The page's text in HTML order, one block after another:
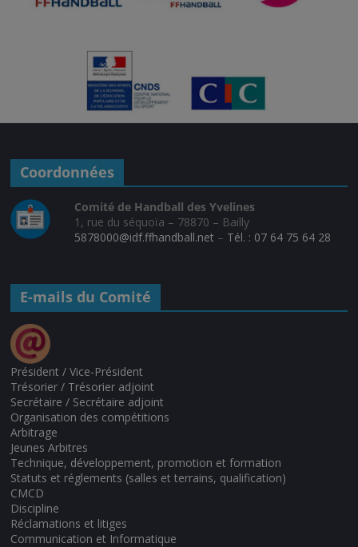
Coordonnées
Comité de Handball des Yvelines
1, rue du séquoïa – 78870 – Bailly
5878000@idf.ffhandball.net – Tél. : 07 64 75 64 28
E-mails du Comité
Président / Vice-Président
Trésorier / Trésorier adjoint
Secrétaire / Secrétaire adjoint
Organisation des compétitions
Arbitrage
Jeunes Arbitres
Technique, développement, promotion et formation
Statuts et réglements (salles et terrains, qualification)
CMCD
Discipline
Réclamations et litiges
Communication et Informatique